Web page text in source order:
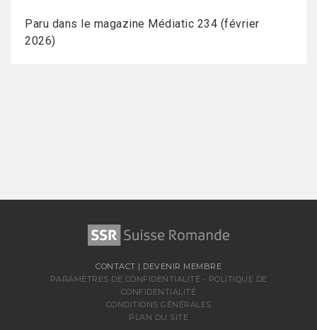
Paru dans le magazine Médiatic 234 (février
2026)
CONTACT | DEVENIR MEMBRE
PARAMÈTRES DE CONFIDENTIALITÉ - POLITIQUE DE
CONFIDENTIALITÉ
CONDITIONS GÉNÉRALES
PLAN DU SITE